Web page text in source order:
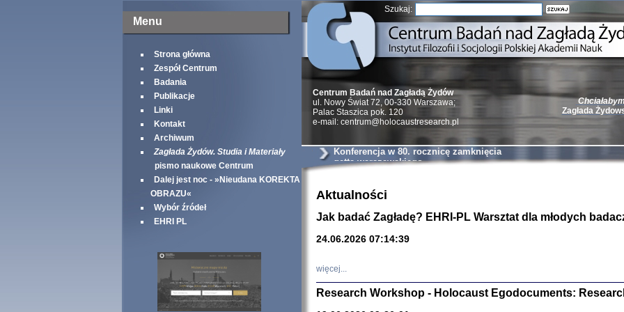
Menu
Strona główna
Zespół Centrum
Badania
Publikacje
Linki
Kontakt
Archiwum
Zagłada Żydów. Studia i Materiały
pismo naukowe Centrum
Dalej jest noc - »Nieudana KOREKTA
OBRAZU«
Wybór źródeł
EHRI PL
Szukaj:
Zagłada
Natalia Aleksiun,
Deborah Dash
Turski, Laurence
Centrum Badań nad Zagładą Żydów
ul. Nowy Świat 72, 00-330 Warszawa;
Palac Staszica pok. 120
e-mail: centrum@holocaustresearch.pl
Konferencja w 80. rocznicę zamknięcia
getta warszawskiego
Aktualności
Jak badać Zagładę? EHRI-PL Warsztat dla młodych
24.06.2026 07:14:39
więcej...
Research Workshop - Holocaust Egodocuments: